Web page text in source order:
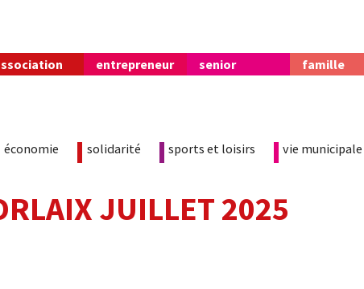
entrepreneur senior famille
économie solidarité sports et loisirs vie municipale
JUILLET 2025